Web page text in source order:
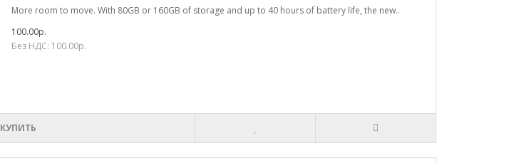
More room to move. With 80GB or 160GB of storage and up to 40 hours of battery life, the new..
100.00р.
Без НДС: 100.00р.
КУПИТЬ